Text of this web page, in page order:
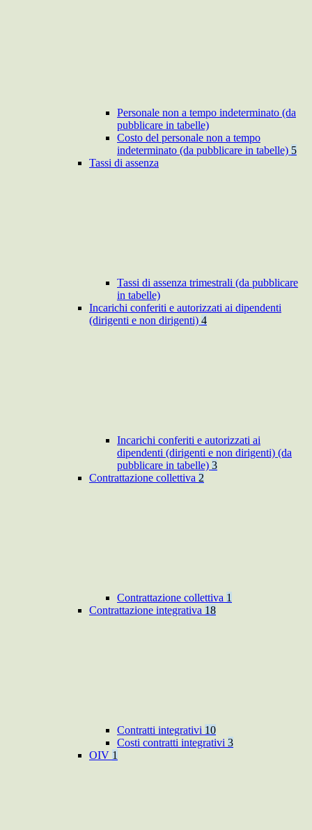
Personale non a tempo indeterminato (da
pubblicare in tabelle)
Costo del personale non a tempo
indeterminato (da pubblicare in tabelle) 5
Tassi di assenza
Tassi di assenza trimestrali (da pubblicare
in tabelle)
Incarichi conferiti e autorizzati ai dipendenti
(dirigenti e non dirigenti) 4
Incarichi conferiti e autorizzati ai
dipendenti (dirigenti e non dirigenti) (da
pubblicare in tabelle) 3
Contrattazione collettiva 2
Contrattazione collettiva 1
Contrattazione integrativa 18
Contratti integrativi 10
Costi contratti integrativi 3
OIV 1